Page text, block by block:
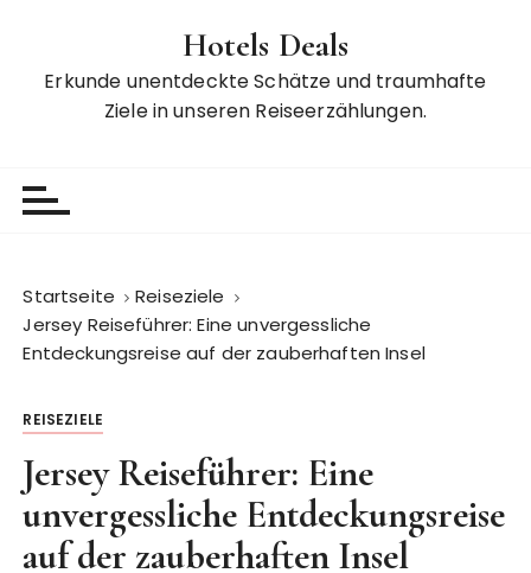
Hotels Deals
Erkunde unentdeckte Schätze und traumhafte
Ziele in unseren Reiseerzählungen.
Startseite
Reiseziele
Jersey Reiseführer: Eine unvergessliche
Entdeckungsreise auf der zauberhaften Insel
REISEZIELE
Jersey Reiseführer: Eine
unvergessliche Entdeckungsreise
auf der zauberhaften Insel